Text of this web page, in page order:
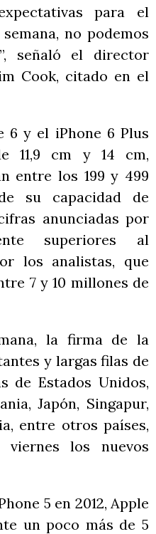
para el
no podemos
señaló el director
Cook, citado en el
6 y el iPhone 6 Plus
11,9 cm y 14 cm,
entre los 199 y 499
su capacidad de
anunciadas por
superiores al
los analistas, que
7 y 10 millones de
la firma de la
y largas filas de
de Estados Unidos,
Japón, Singapur,
entre otros países,
los nuevos
5 en 2012, Apple
un poco más de 5